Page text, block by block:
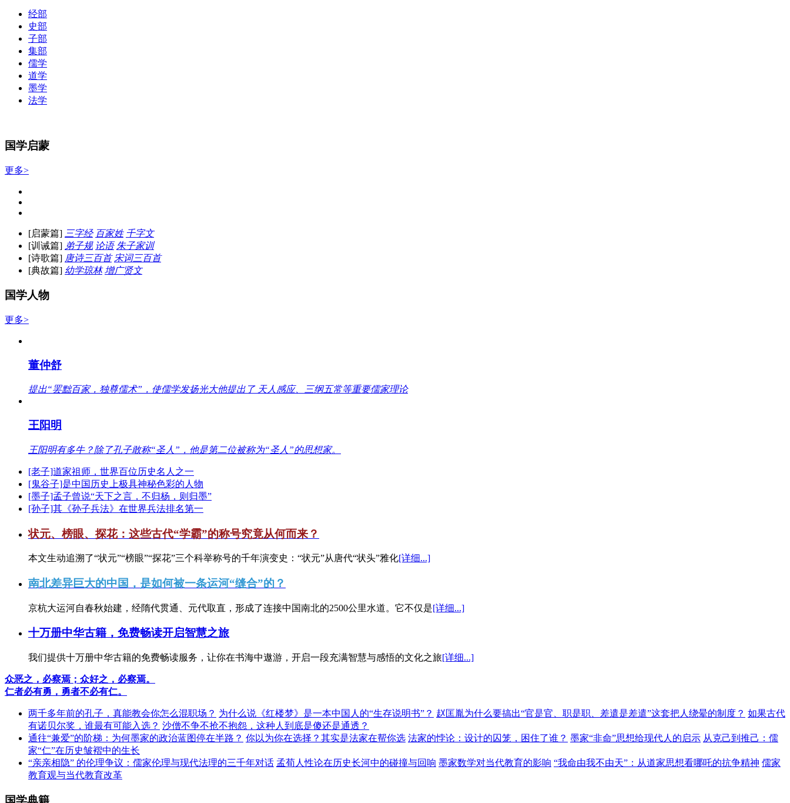
经部
史部
子部
集部
儒学
道学
墨学
法学
国学启蒙
更多>
[启蒙篇] 三字经 百家姓 千字文
[训诫篇] 弟子规 论语 朱子家训
[诗歌篇] 唐诗三百首 宋词三百首
[典故篇] 幼学琼林 增广贤文
国学人物
更多>
董仲舒
提出“罢黜百家，独尊儒术”，使儒学发扬光大他提出了 天人感应、三纲五常等重要儒家理论
王阳明
王阳明有多牛？除了孔子敢称“圣人”，他是第二位被称为“圣人”的思想家。
[老子]道家祖师，世界百位历史名人之一
[鬼谷子]是中国历史上极具神秘色彩的人物
[墨子]孟子曾说“天下之言，不归杨，则归墨”
[孙子]其《孙子兵法》在世界兵法排名第一
状元、榜眼、探花：这些古代“学霸”的称号究竟从何而来？
本文生动追溯了“状元”“榜眼”“探花”三个科举称号的千年演变史：“状元”从唐代“状头”雅化[详细...]
南北差异巨大的中国，是如何被一条运河“缝合”的？
京杭大运河自春秋始建，经隋代贯通、元代取直，形成了连接中国南北的2500公里水道。它不仅是[详细...]
十万册中华古籍，免费畅读开启智慧之旅
我们提供十万册中华古籍的免费畅读服务，让你在书海中遨游，开启一段充满智慧与感悟的文化之旅[详细...]
众恶之，必察焉；众好之，必察焉。
仁者必有勇，勇者不必有仁。
两千多年前的孔子，真能教会你怎么混职场？ 为什么说《红楼梦》是一本中国人的“生存说明书”？ 赵匡胤为什么要搞出“官是官、职是职、差遣是差遣”这套把人绕晕的制度？ 如果古代
有诺贝尔奖，谁最有可能入选？ 沙僧不争不抢不抱怨，这种人到底是傻还是通透？
通往“兼爱”的阶梯：为何墨家的政治蓝图停在半路？ 你以为你在选择？其实是法家在帮你选 法家的悖论：设计的囚笼，困住了谁？ 墨家“非命”思想给现代人的启示 从克己到推己：儒
家“仁”在历史皱褶中的生长
“亲亲相隐” 的伦理争议：儒家伦理与现代法理的三千年对话 孟荀人性论在历史长河中的碰撞与回响 墨家数学对当代教育的影响 “我命由我不由天”：从道家思想看哪吒的抗争精神 儒家
教育观与当代教育改革
国学典籍